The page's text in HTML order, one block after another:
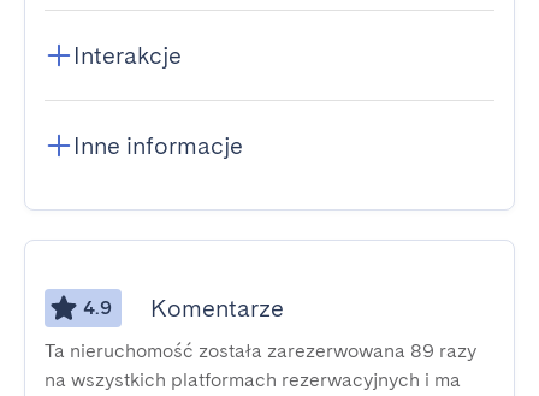
Interakcje
Inne informacje
4.9 Komentarze
Ta nieruchomość została zarezerwowana 89 razy
na wszystkich platformach rezerwacyjnych i ma